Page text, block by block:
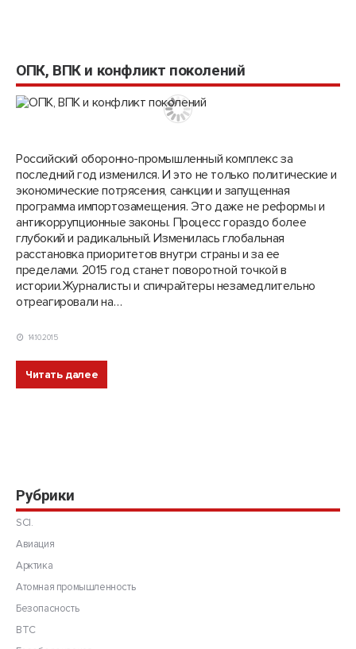
ОПК, ВПК и конфликт поколений
Российский оборонно-промышленный комплекс за
последний год изменился. И это не только политические и
экономические потрясения, санкции и запущенная
программа импортозамещения. Это даже не реформы и
антикоррупционные законы. Процесс гораздо более
глубокий и радикальный. Изменилась глобальная
расстановка приоритетов внутри страны и за ее
пределами. 2015 год станет поворотной точкой в
истории.Журналисты и спичрайтеры незамедлительно
отреагировали на…
14.10.2015
Читать далее
Рубрики
SCI.
Авиация
Арктика
Атомная промышленность
Безопасность
ВТС